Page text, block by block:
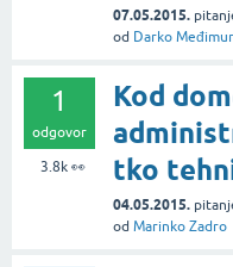
07.05.2015.
od Darko
1
odgovor
3.8k👀
Kod
tko
04.05.2015.
od Marinko Zadro